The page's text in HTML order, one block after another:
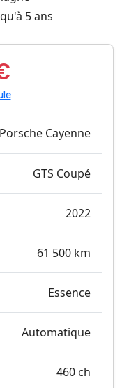
5 ans
Porsche Cayenne
GTS Coupé
2022
61 500 km
Essence
Automatique
460 ch